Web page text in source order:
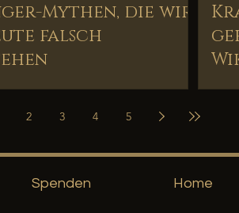
Mythen, die wir
falsch
2 3 4 5
Spenden Home